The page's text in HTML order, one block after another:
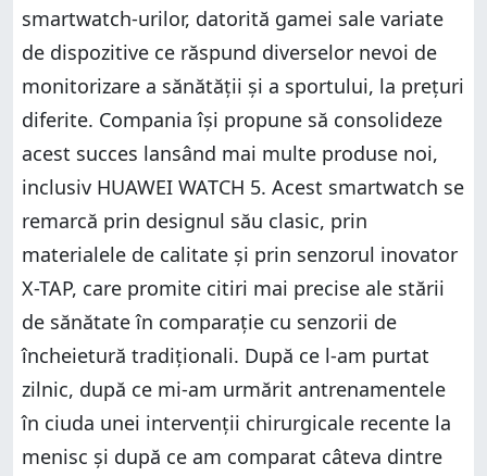
smartwatch-urilor, datorită gamei sale variate
de dispozitive ce răspund diverselor nevoi de
monitorizare a sănătății și a sportului, la prețuri
diferite. Compania își propune să consolideze
acest succes lansând mai multe produse noi,
inclusiv HUAWEI WATCH 5. Acest smartwatch se
remarcă prin designul său clasic, prin
materialele de calitate și prin senzorul inovator
X-TAP, care promite citiri mai precise ale stării
de sănătate în comparație cu senzorii de
încheietură tradiționali. După ce l-am purtat
zilnic, după ce mi-am urmărit antrenamentele
în ciuda unei intervenții chirurgicale recente la
menisc și după ce am comparat câteva dintre